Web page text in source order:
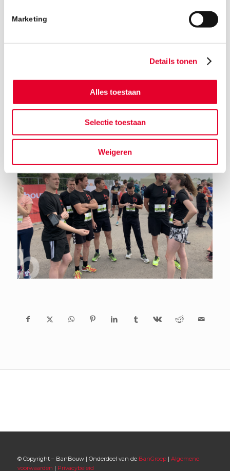
Marketing
Details tonen
Alles toestaan
Selectie toestaan
Weigeren
Terug naar het nieuwsoverzicht
© Copyright – BanBouw | Onderdeel van de BanGroep| Algemene
voorwaarden | Privacybeleid